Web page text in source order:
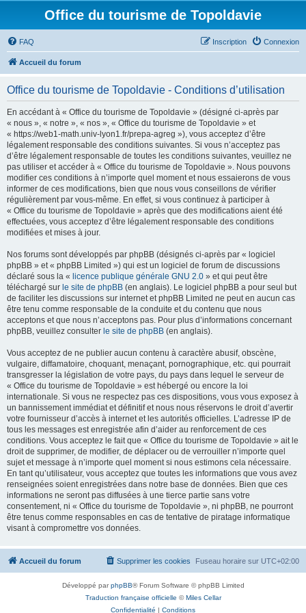
Office du tourisme de Topoldavie
FAQ Connexion
Inscription
Accueil du forum
Office du tourisme de Topoldavie - Conditions d’utilisation
En accédant à « Office du tourisme de Topoldavie » (désigné ci-après par
« nous », « notre », « nos », « Office du tourisme de Topoldavie » et
« https://web1-math.univ-lyon1.fr/prepa-agreg »), vous acceptez d’être
légalement responsable des conditions suivantes. Si vous n’acceptez pas
d’être légalement responsable de toutes les conditions suivantes, veuillez ne
pas utiliser et accéder à « Office du tourisme de Topoldavie ». Nous pouvons
modifier ces conditions à n’importe quel moment et nous essaierons de vous
informer de ces modifications, bien que nous vous conseillons de vérifier
régulièrement par vous-même. En effet, si vous continuez à participer à
« Office du tourisme de Topoldavie » après que des modifications aient été
effectuées, vous acceptez d’être légalement responsable des conditions
modifiées et mises à jour.
Nos forums sont développés par phpBB (désignés ci-après par « logiciel
phpBB » et « phpBB Limited ») qui est un logiciel de forum de discussions
déclaré sous la « licence publique générale GNU 2.0 » et qui peut être
téléchargé sur le site de phpBB (en anglais). Le logiciel phpBB a pour seul but
de faciliter les discussions sur internet et phpBB Limited ne peut en aucun cas
être tenu comme responsable de la conduite et du contenu que nous
acceptons et que nous n’acceptons pas. Pour plus d’informations concernant
phpBB, veuillez consulter le site de phpBB (en anglais).
Vous acceptez de ne publier aucun contenu à caractère abusif, obscène,
vulgaire, diffamatoire, choquant, menaçant, pornographique, etc. qui pourrait
transgresser la législation de votre pays, du pays dans lequel le serveur de
« Office du tourisme de Topoldavie » est hébergé ou encore la loi
internationale. Si vous ne respectez pas ces dispositions, vous vous exposez à
un bannissement immédiat et définitif et nous nous réservons le droit d’avertir
votre fournisseur d’accès à internet et les autorités officielles. L’adresse IP de
tous les messages est enregistrée afin d’aider au renforcement de ces
conditions. Vous acceptez le fait que « Office du tourisme de Topoldavie » ait le
droit de supprimer, de modifier, de déplacer ou de verrouiller n’importe quel
sujet et message à n’importe quel moment si nous estimons cela nécessaire.
En tant qu’utilisateur, vous acceptez que toutes les informations que vous avez
renseignées soient enregistrées dans notre base de données. Bien que ces
informations ne seront pas diffusées à une tierce partie sans votre
consentement, ni « Office du tourisme de Topoldavie », ni phpBB, ne pourront
être tenus comme responsables en cas de tentative de piratage informatique
visant à compromettre vos données.
Accueil du forum Fuseau horaire sur UTC+02:00
Supprimer les cookies
Développé parphpBB® Forum Software © phpBB Limited
Traduction française officielle ©Miles Cellar
Confidentialité | Conditions